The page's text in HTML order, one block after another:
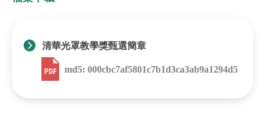
清華光罩教學獎甄選簡章
md5: 000cbc7af5801c7b1d3ca3ab9a1294d5